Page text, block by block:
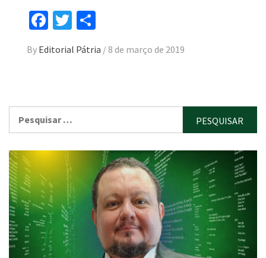
Facebook
Twitter
By Editorial Pátria /8 de março de 2019
por: